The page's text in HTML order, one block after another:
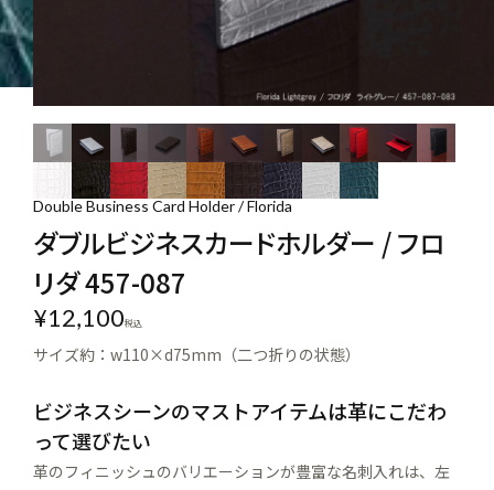
Double Business Card Holder / Florida
ダブルビジネスカードホルダー / フロ
リダ 457-087
¥12,100税込
サイズ約：w110×d75mm（二つ折りの状態）
ビジネスシーンのマストアイテムは革にこだわ
って選びたい
革のフィニッシュのバリエーションが豊富な名刺入れは、左